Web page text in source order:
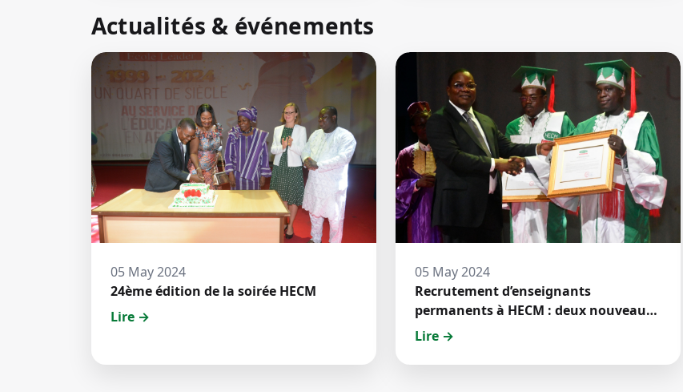
Actualités & événements
05 May 2024
24ème édition de la soirée HECM
Lire →
05 May 2024
Recrutement d’enseignants
permanents à HECM : deux nouveaux
jeunes docteurs ont prêté́ serment
Lire →